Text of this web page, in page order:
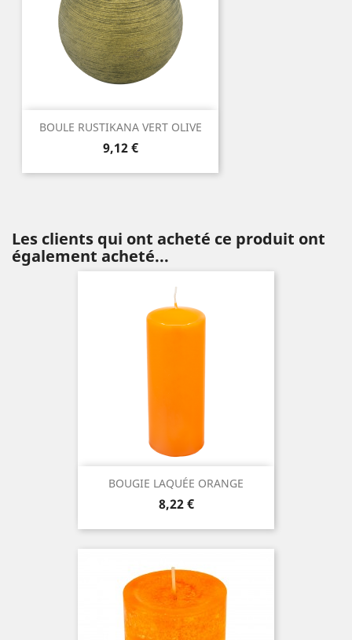
BOULE RUSTIKANA VERT OLIVE
Prix
9,12 €
Les clients qui ont acheté ce produit ont
également acheté...
BOUGIE LAQUÉE ORANGE
Prix
8,22 €